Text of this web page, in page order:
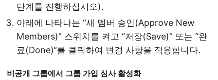
단계를 진행하십시오).
아래에 나타나는 “새 멤버 승인(Approve New
Members)” 스위치를 켜고 “저장(Save)” 또는 “완
료(Done)“를 클릭하여 변경 사항을 적용합니다.
비공개 그룹에서 그룹 가입 심사 활성화